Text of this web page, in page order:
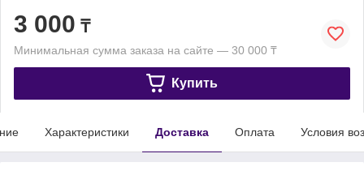
3 000 ₸
Минимальная сумма заказа на сайте — 30 000 ₸
Купить
Характеристики Доставка Оплата Условия